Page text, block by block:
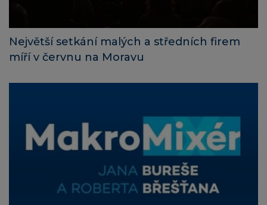
Největší setkání malých a středních firem
míří v červnu na Moravu